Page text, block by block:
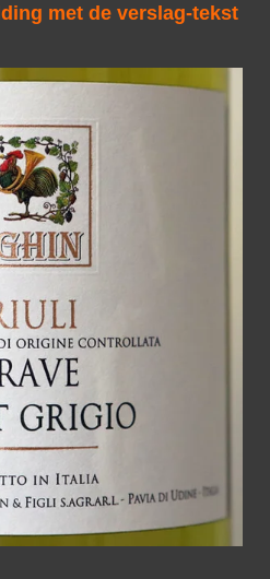
met de verslag-tekst